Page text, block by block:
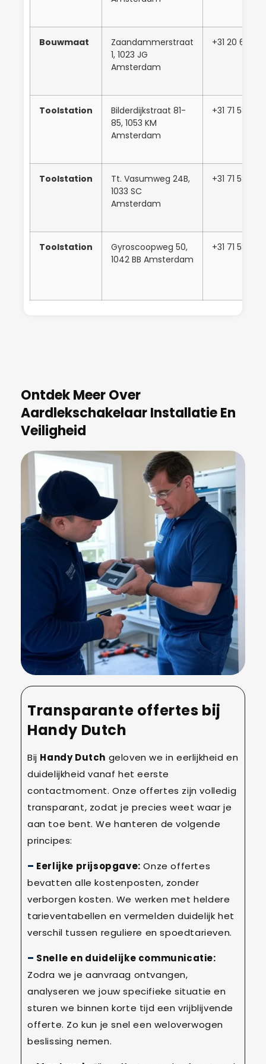
Bouwmaat
Zaandammerstraat
1, 1023 JG
Amsterdam
+31 20 631
Toolstation
Bilderdijkstraat 81-
85, 1053 KM
Amsterdam
+31 71 581
Toolstation
Tt. Vasumweg 24B,
1033 SC
Amsterdam
+31 71 581
Toolstation
Gyroscoopweg 50,
1042 BB Amsterdam
+31 71 581
Ontdek Meer Over
Aardlekschakelaar Installatie En
Veiligheid
Transparante offertes bij
Handy Dutch
Bij Handy Dutch geloven we in eerlijkheid en
duidelijkheid vanaf het eerste
contactmoment. Onze offertes zijn volledig
transparant, zodat je precies weet waar je
aan toe bent. We hanteren de volgende
principes:
Eerlijke prijsopgave: Onze offertes
bevatten alle kostenposten, zonder
verborgen kosten. We werken met heldere
tarieventabellen en vermelden duidelijk het
verschil tussen reguliere en spoedtarieven.
Snelle en duidelijke communicatie:
Zodra we je aanvraag ontvangen,
analyseren we jouw specifieke situatie en
sturen we binnen korte tijd een vrijblijvende
offerte. Zo kun je snel een weloverwogen
beslissing nemen.